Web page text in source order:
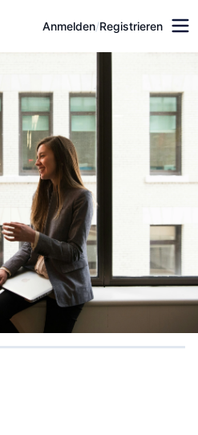
Anmelden/Registrieren